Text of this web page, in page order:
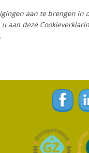
aan te brengen in
aan deze